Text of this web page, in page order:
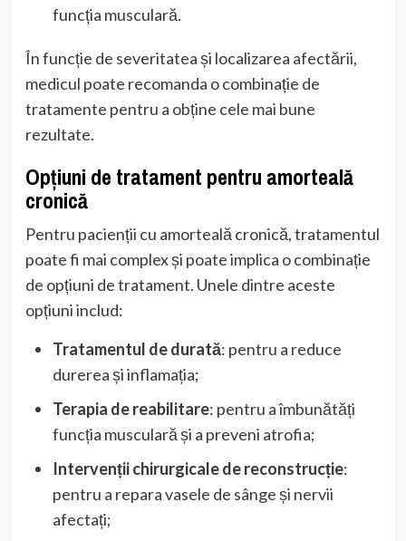
funcția musculară.
În funcție de severitatea și localizarea afectării,
medicul poate recomanda o combinație de
tratamente pentru a obține cele mai bune
rezultate.
Opțiuni de tratament pentru amorteală
cronică
Pentru pacienții cu amorteală cronică, tratamentul
poate fi mai complex și poate implica o combinație
de opțiuni de tratament. Unele dintre aceste
opțiuni includ:
Tratamentul de durată: pentru a reduce
durerea și inflamația;
Terapia de reabilitare: pentru a îmbunătăți
funcția musculară și a preveni atrofia;
Intervenții chirurgicale de reconstrucție:
pentru a repara vasele de sânge și nervii
afectați;